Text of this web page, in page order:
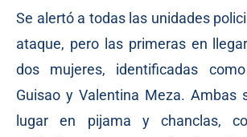
Se alertó a todas las unidades
ataque, pero las primeras en
dos mujeres, identificadas
Guisao y Valentina Meza. Ambas
lugar en pijama y chanclas,